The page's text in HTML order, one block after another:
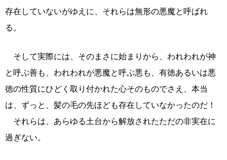
存在していないがゆえに、それらは無形の悪魔と呼ばれ
る。
そして実際には、そのまさに始まりから、われわれが神
と呼ぶ善も、われわれが悪魔と呼ぶ悪も、有徳あるいは悪
徳の性質にひどく取り付かれた心そのものでさえ、本当
は、ずっと、髪の毛の先ほども存在していなかったのだ！
それらは、あらゆる土台から解放されたただの非実在に
過ぎない。